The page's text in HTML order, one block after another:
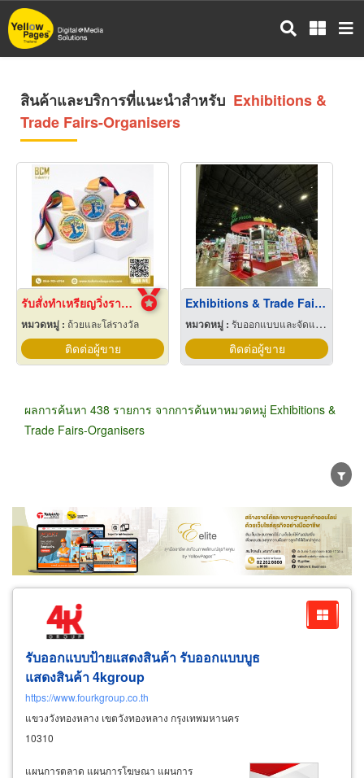
ข้าม
ไป
สินค้าและบริการที่แนะนำสำหรับ Exhibitions &
Trade Fairs-Organisers
รับสั่งทำเหรียญวิ่งราคาถูก
หมวดหมู่ : ถ้วยและโล่รางวัล
ติดต่อผู้ขาย
Exhibitions & Trade Fairs-Organisers
หมวดหมู่ : รับออกแบบและจัดแสดงนิทรรศการ
ติดต่อผู้ขาย
ผลการค้นหา 438 รายการ จากการค้นหาหมวดหมู่ Exhibitions &
Trade Fairs-Organisers
ขายส่ง ขายปลีก ผู้ผลิต
ตัวแทนจัดจำหน่าย
ผู้ส่งออก/นำเข้า
ธุรกิจบริการ
รับออกแบบป้ายแสดงสินค้า รับออกแบบบูธ
แสดงสินค้า 4kgroup
https://www.fourkgroup.co.th
แขวงวังทองหลาง เขตวังทองหลาง กรุงเทพมหานคร
10310
แผนการตลาด แผนการโฆษณา แผนการ